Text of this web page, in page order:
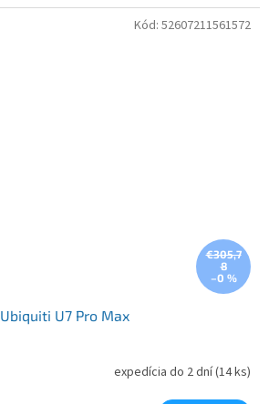
€305,7
8
–0 %
Ubiquiti U7 Pro Max
expedícia do 2 dní(14 ks)
Kód: 52607211561572